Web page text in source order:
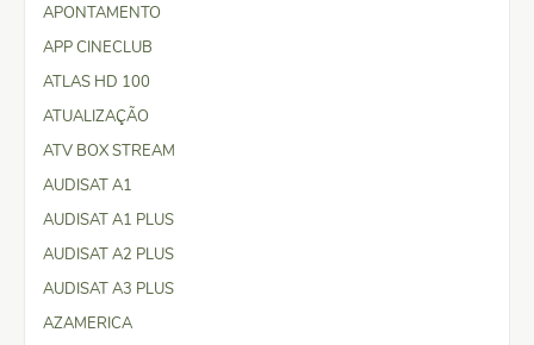
APONTAMENTO
APP CINECLUB
ATLAS HD 100
ATUALIZAÇÃO
ATV BOX STREAM
AUDISAT A1
AUDISAT A1 PLUS
AUDISAT A2 PLUS
AUDISAT A3 PLUS
AZAMERICA